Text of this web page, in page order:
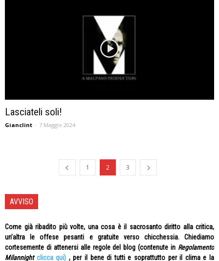
Lasciateli soli!
Gianclint - 7 Maggio 2024
1 2 3
AVVISO
Come già ribadito più volte, una cosa è il sacrosanto diritto alla critica,
un’altra le offese pesanti e gratuite verso chicchessia. Chiediamo
cortesemente di attenersi alle regole del blog (contenute in Regolamento
Milannight clicca qui) , per il bene di tutti e soprattutto per il clima e la